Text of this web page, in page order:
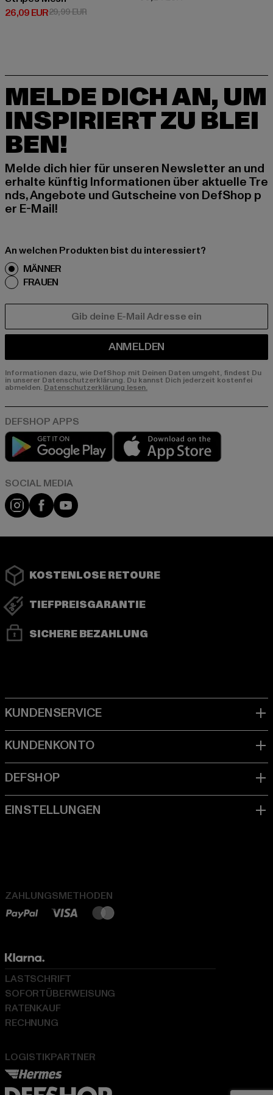
26,09 EUR
Derzeitiger Preis: 26,09 EUR
29,99 EURAktionspreis: 29,99 EUR
MELDE DICH AN, UM
INSPIRIERT ZU BLEI
BEN!
Melde dich hier für unseren Newsletter an und
erhalte künftig Informationen über aktuelle Tre
nds, Angebote und Gutscheine von DefShop p
er E-Mail!
An welchen Produkten bist du interessiert?
MÄNNER
FRAUEN
ANMELDEN
Informationen dazu, wie DefShop mit Deinen Daten umgeht, findest Du
in unserer Datenschutzerklärung. Du kannst Dich jederzeit kostenfei
abmelden. Datenschutzerklärung lesen.
Play market
Instagram
FacebookYouTube
KOSTENLOSE RETOURE
TIEFPREISGARANTIE
SICHERE BEZAHLUNG
ZAHLUNGSMETHODEN
LOGISTIKPARTNER
LASTSCHRIFT
SOFORTÜBERWEISUNG
RATENKAUF
RECHNUNG